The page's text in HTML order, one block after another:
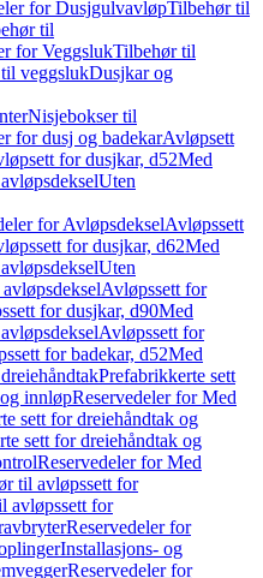
for DusjgulvavløpTilbehør til
til
for VeggslukTilbehør til
veggslukDusjkar og
Nisjebokser til
for dusj og badekarAvløpsett
for dusjkar, d52Med
Uten
for AvløpsdekselAvløpssett
for dusjkar, d62Med
Uten
Avløpssett for
for dusjkar, d90Med
Avløpssett for
for badekar, d52Med
Prefabrikkerte sett
innløpReservedeler for Med
sett for dreiehåndtak og
sett for dreiehåndtak og
Reservedeler for Med
til avløpssett for
avløpssett for
Reservedeler for
Installasjons- og
Reservedeler for